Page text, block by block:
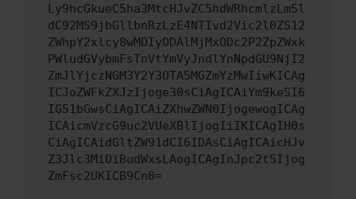
Ly9hcGkueC5ha3MtcHJvZC5hdWRhcmlzLm5l
dC92MS9jbGllbnRzLzE4NTIvd2Vic2l0ZS12
ZWhpY2xlcy8wMDIyODAlMjMxODc2P2ZpZWxk
PWludGVybmFsTnVtYmVyJndlYnNpdGU9NjI2
ZmJlYjczNGM3Y2Y3OTA5MGZmYzMwIiwKICAg
ICJoZWFkZXJzIjoge30sCiAgICAiYm9keSI6
IG51bGwsCiAgICAiZXhwZWN0IjogewogICAg
ICAicmVzcG9uc2VUeXBlIjogIiIKICAgIH0s
CiAgICAidGltZW91dCI6IDAsCiAgICAicHJv
Z3Jlc3MiOiBudWxsLAogICAgInJpc2t5Ijog
ZmFsc2UKICB9Cn0=